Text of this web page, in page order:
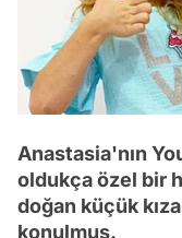
Anastasia'nın
oldukça özel bir
doğan küçük
konulmuş.